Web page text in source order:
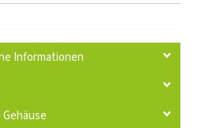
Informationen